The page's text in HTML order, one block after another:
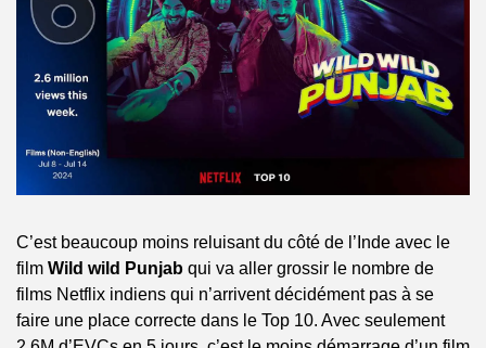
C’est beaucoup moins reluisant du côté de l’Inde avec le
film Wild wild Punjab qui va aller grossir le nombre de
films Netflix indiens qui n’arrivent décidément pas à se
faire une place correcte dans le Top 10. Avec seulement